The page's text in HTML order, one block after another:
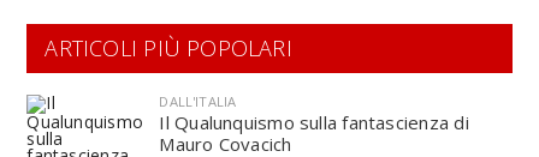
ARTICOLI PIÙ POPOLARI
DALL'ITALIA
Il Qualunquismo sulla fantascienza di
Mauro Covacich